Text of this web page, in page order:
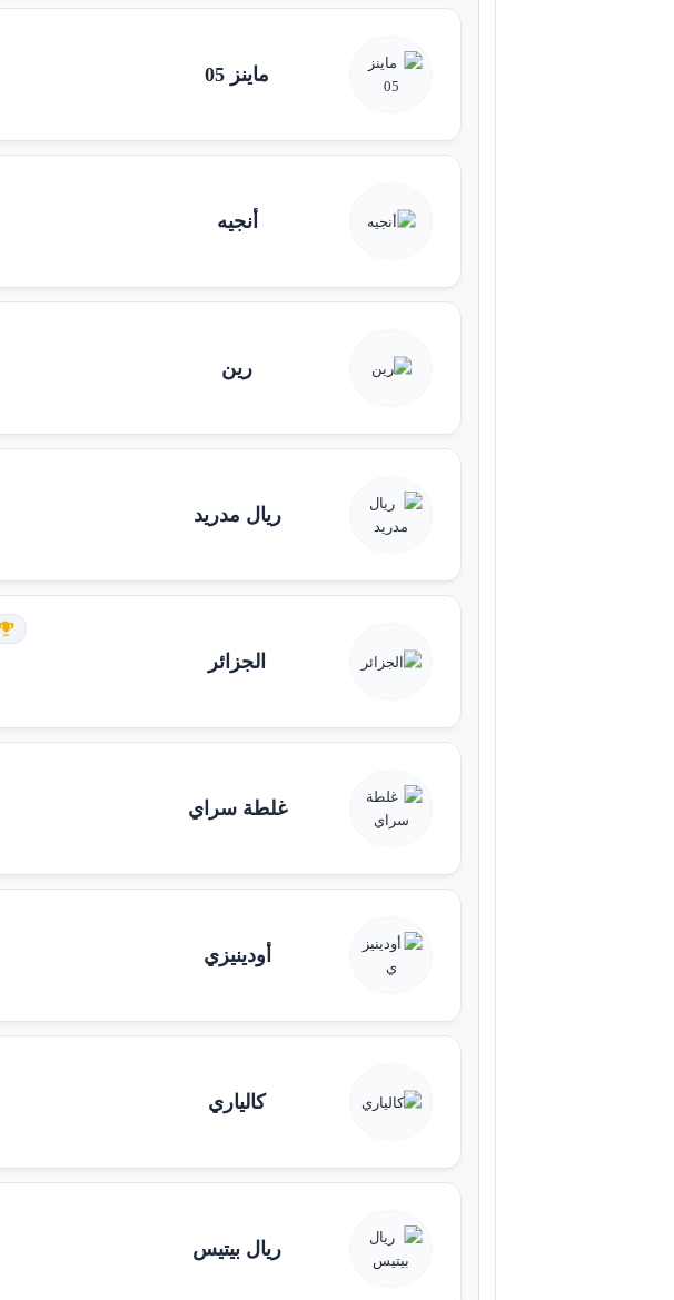
ماينز 05
أنجيه
رين
ريال مدريد
الجزائر
غلطة سراي
أودينيزي
كالياري
ريال بيتيس